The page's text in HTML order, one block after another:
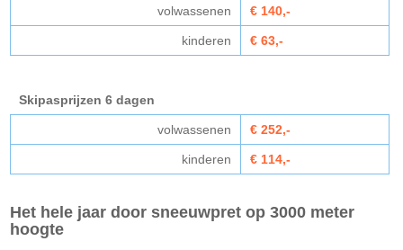
volwassenen € 140,-
kinderen € 63,-
Skipasprijzen 6 dagen
volwassenen € 252,-
kinderen € 114,-
Het hele jaar door sneeuwpret op 3000 meter
hoogte